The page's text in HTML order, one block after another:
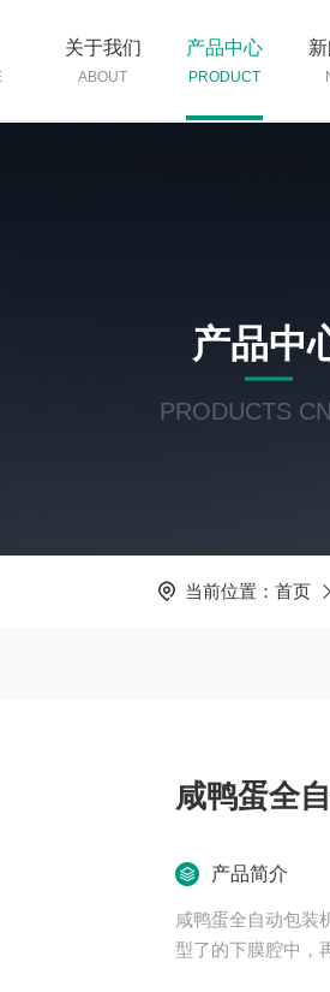
关于我们
ABOUT
产品中心
PRODUCT
产品中
PRODUCTS
当前位置： 首页
咸鸭蛋全
产品简介
咸鸭蛋全自动包装
型了的下膜腔中，